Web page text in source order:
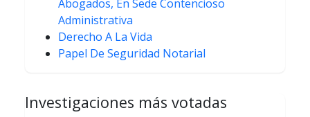
Abogados, En Sede Contencioso
Administrativa
Derecho A La Vida
Papel De Seguridad Notarial
Investigaciones más votadas